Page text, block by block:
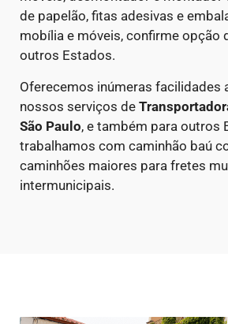
de papelão, fitas adesivas e
mobília e móveis, confirme opção
outros Estados.
Oferecemos inúmeras facilidades
nossos serviços de
São Paulo, e também para outros
trabalhamos com caminhão baú
caminhões maiores para fretes
intermunicipais.